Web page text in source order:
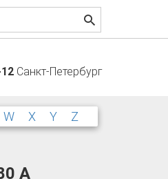
Санкт-Петербург
W XY Z
A